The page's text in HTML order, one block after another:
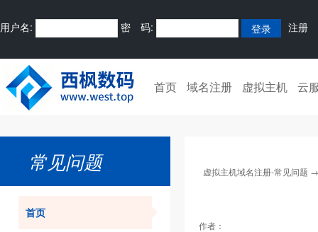
用户名: 密 码: 注册
首页 域名注册 虚拟主机 云
常见问题
首页
虚拟主机域名注册-常见问题
作者：